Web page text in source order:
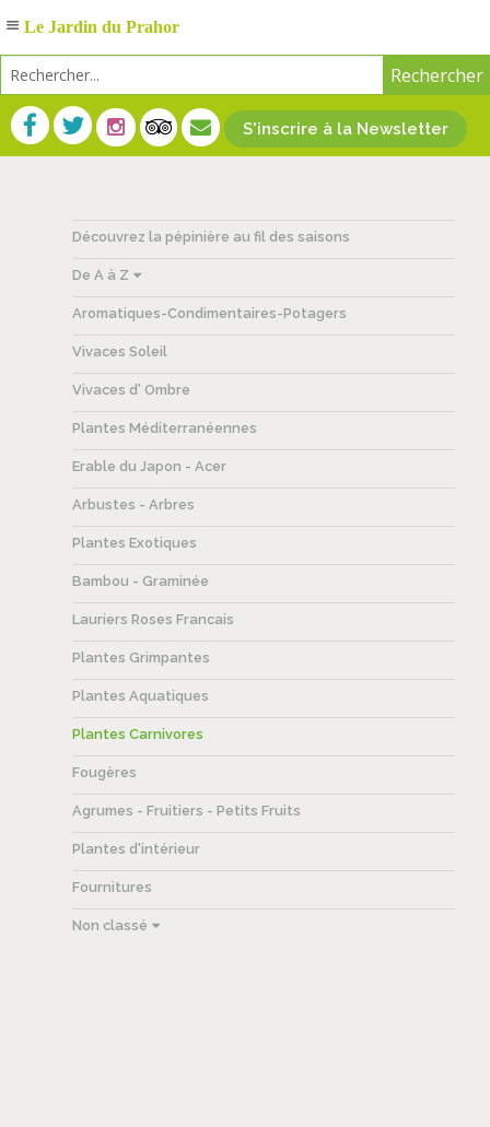
S'inscrire à la Newsletter
Découvrez la pépinière au fil des saisons
De A à Z
Aromatiques-Condimentaires-Potagers
Vivaces Soleil
Vivaces d' Ombre
Plantes Méditerranéennes
Erable du Japon - Acer
Arbustes - Arbres
Plantes Exotiques
Bambou - Graminée
Lauriers Roses Francais
Plantes Grimpantes
Plantes Aquatiques
Plantes Carnivores
Fougères
Agrumes - Fruitiers - Petits Fruits
Plantes d'intérieur
Fournitures
Non classé
Le Jardin du Prahor